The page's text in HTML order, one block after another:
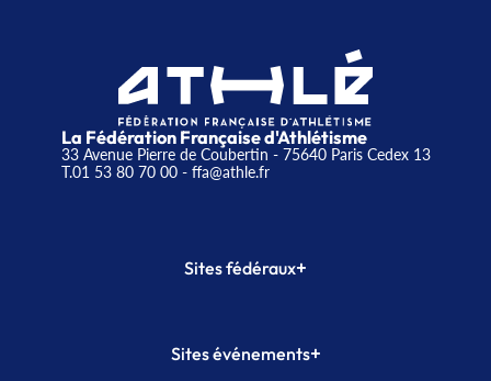
La Fédération Française d'Athlétisme
33 Avenue Pierre de Coubertin - 75640 Paris Cedex 13
T.01 53 80 70 00- ffa@athle.fr
Sites fédéraux+
Plateforme Formation
Sites événements+